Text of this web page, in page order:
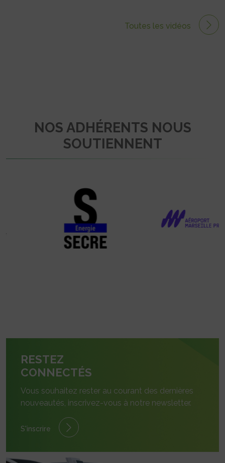
Toutes les vidéos
NOS ADHÉRENTS NOUS
SOUTIENNENT
RESTEZ
CONNECTÉS
Vous souhaitez rester au courant des dernières
nouveautés, inscrivez-vous à notre newsletter.
S'inscrire